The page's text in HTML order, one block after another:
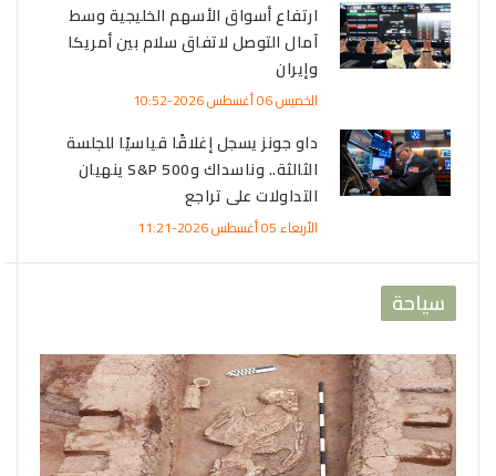
ارتفاع أسواق الأسهم الخليجية وسط
آمال التوصل لاتفاق سلام بين أمريكا
وإيران
الخميس 06 أغسطس 2026-10:52
داو جونز يسجل إغلاقًا قياسيًا للجلسة
الثالثة.. وناسداك وS&P 500 ينهيان
التداولات على تراجع
الأربعاء 05 أغسطس 2026-11:21
سياحة